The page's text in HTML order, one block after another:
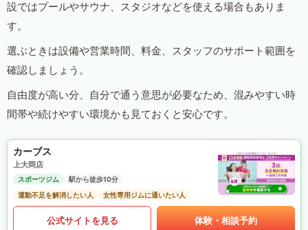
設ではプールやサウナ、スタジオなどを使える場合もありま
す。
選ぶときは設備や営業時間、料金、スタッフのサポート範囲を
確認しましょう。
自由度が高い分、自分で通う意思が必要なため、混みやすい時
間帯や続けやすい環境かも見ておくと安心です。
カーブス
上大岡店
スポーツジム
駅から徒歩10分
運動不足を解消したい人
女性専用ジムに通いたい人
公式サイトを見る 体験・相談予約